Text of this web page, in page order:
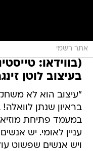
אתר רשמי
(בווידאו:
בעיצוב לוטן
"עיצוב הוא לא
בראיון שנתן
במעמד פתיחת
עניין לאומי. יש
ויש אנשים שפשוט